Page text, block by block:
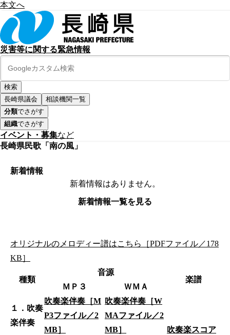
本文へ
災害等に関する緊急情報
長崎県議会
相談機関一覧
分類でさがす
組織でさがす
イベント・募集など
長崎県民歌「南の風」
新着情報
新着情報はありません。
新着情報一覧を見る
オリジナルのメロディー譜はこちら［PDFファイル／178
KB］
種類
音源
楽譜
ＭＰ３
ＷＭＡ
１．吹奏
楽伴奏
吹奏楽伴奏［M
P3ファイル／2
MB］
吹奏楽伴奏［W
MAファイル／2
MB］
吹奏楽スコア